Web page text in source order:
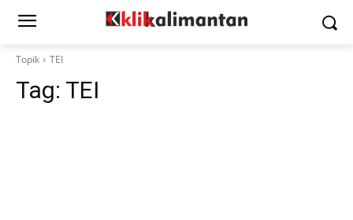
Topik TEI
Tag: TEI